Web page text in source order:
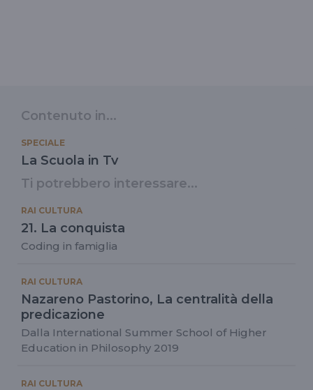
Contenuto in...
SPECIALE
La Scuola in Tv
Ti potrebbero interessare...
RAI CULTURA
21. La conquista
Coding in famiglia
RAI CULTURA
Nazareno Pastorino, La centralità della
predicazione
Dalla International Summer School of Higher
Education in Philosophy 2019
RAI CULTURA